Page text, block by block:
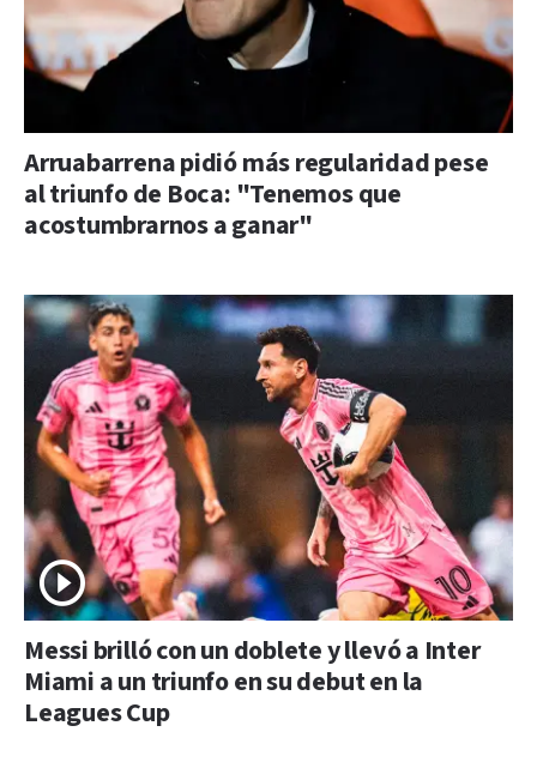
Arruabarrena pidió más regularidad pese
al triunfo de Boca: "Tenemos que
acostumbrarnos a ganar"
Messi brilló con un doblete y llevó a Inter
Miami a un triunfo en su debut en la
Leagues Cup